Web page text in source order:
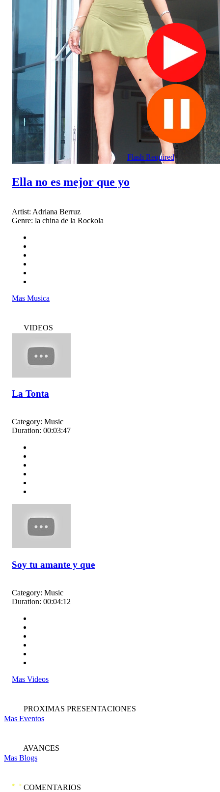
Flash Required
Ella no es mejor que yo
Artist: Adriana Berruz
Genre: la china de la Rockola
Mas Musica
VIDEOS
La Tonta
Category: Music
Duration: 00:03:47
Soy tu amante y que
Category: Music
Duration: 00:04:12
Mas Videos
PROXIMAS PRESENTACIONES
Mas Eventos
AVANCES
Mas Blogs
COMENTARIOS